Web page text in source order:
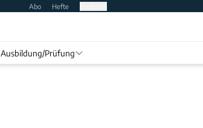
Abo Hefte
Ausbildung/Prüfung